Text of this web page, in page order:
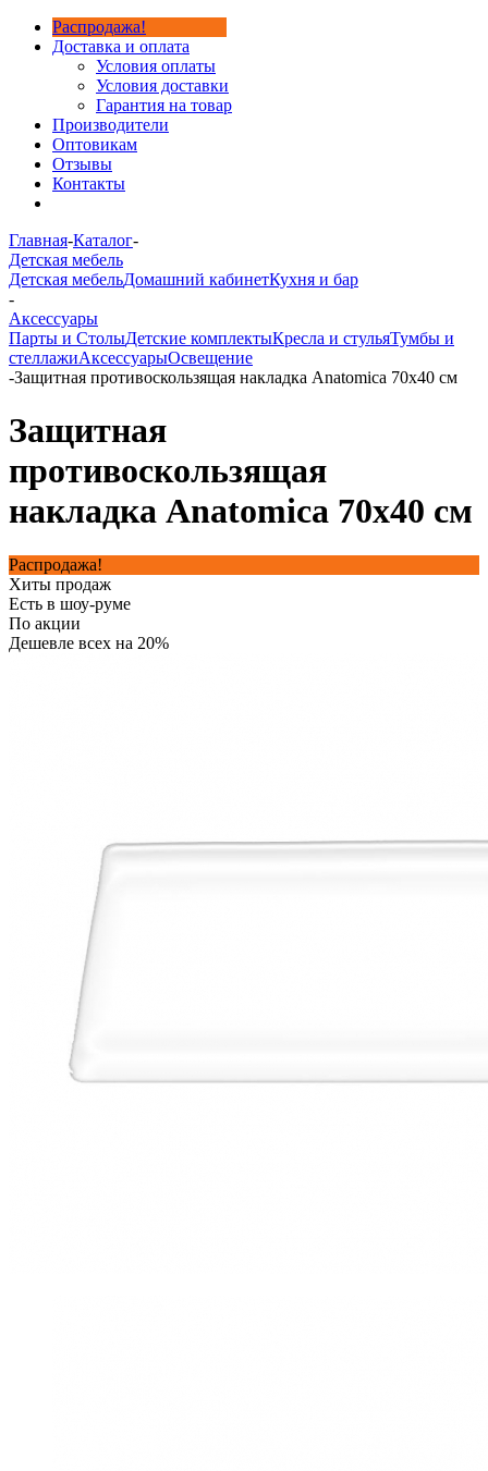
Распродажа!
Доставка и оплата
Условия оплаты
Условия доставки
Гарантия на товар
Производители
Оптовикам
Отзывы
Контакты
Главная-Каталог-
Детская мебель
Детская мебельДомашний кабинетКухня и бар
-
Аксессуары
Парты и СтолыДетские комплектыКресла и стульяТумбы и
стеллажиАксессуарыОсвещение
-Защитная противоскользящая накладка Anatomica 70х40 см
Защитная
противоскользящая
накладка Anatomica 70х40 см
Распродажа!
Хиты продаж
Есть в шоу-руме
По акции
Дешевле всех на 20%